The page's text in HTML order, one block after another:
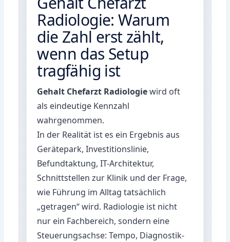
Radiologie: Warum
die Zahl erst zählt,
wenn das Setup
tragfähig ist
Gehalt Chefarzt Radiologiewird oft
als eindeutige Kennzahl
wahrgenommen.
In der Realität ist es ein Ergebnis aus
Gerätepark, Investitionslinie,
Befundtaktung, IT-Architektur,
Schnittstellen zur Klinik und der Frage,
wie Führung im Alltag tatsächlich
„getragen“ wird. Radiologie ist nicht
nur ein Fachbereich, sondern eine
Steuerungsachse: Tempo, Diagnostik-